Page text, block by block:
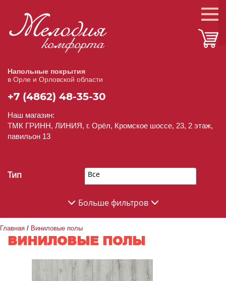
Напольные покрытия
в Орле и Орловской области
+7 (4862) 48-35-30
Наш магазин:
ТМК ГРИНН, ЛИНИЯ, г. Орёл, Кромское шоссе, 23, 2 этаж,
павильон 13
Тип Все
Коллекция Все
Больше фильтров
Главная / Виниловые полы
ВИНИЛОВЫЕ ПОЛЫ